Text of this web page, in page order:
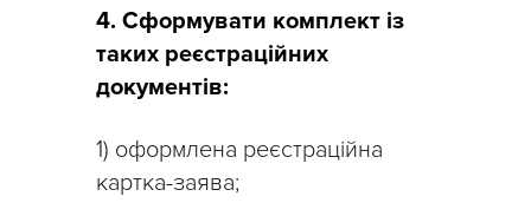
4. Сформувати комплект із
таких реєстраційних
документів:
1) оформлена реєстраційна
картка-заява;